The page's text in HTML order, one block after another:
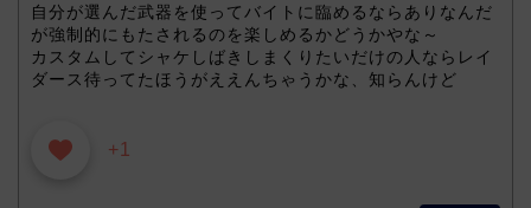
自分が選んだ武器を使ってバイトに臨めるならありなんだ
が強制的にもたされるのを楽しめるかどうかやな～
カスタムしてシャケしばきしまくりたいだけの人ならレイ
ダース待ってたほうがええんちゃうかな、知らんけど
+1